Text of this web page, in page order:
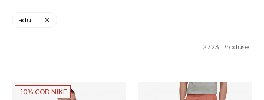
adulti
2723 Produse
-10% COD NIKE